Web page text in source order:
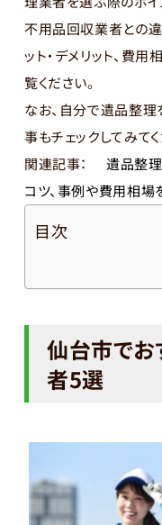
不用品回収業者との
ット・デメリット、費
覧ください。
なお、自分で遺品整
事もチェックしてみてく
関連記事：
遺品整
コツ、事例や費用相場
目次
仙台市で
者5選